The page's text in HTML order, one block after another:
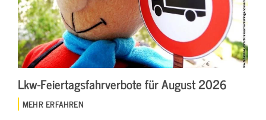
Lkw-Feiertagsfahrverbote für August 2026
MEHR ERFAHREN